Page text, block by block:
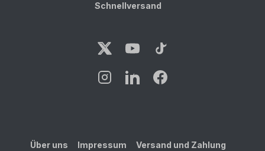
Schnellversand
Über uns Impressum
Versand und Zahlung